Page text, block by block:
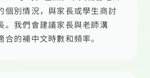
個別情況，與家長或學生商討
。我們會建議家長與老師溝
合的補中文時數和頻率。